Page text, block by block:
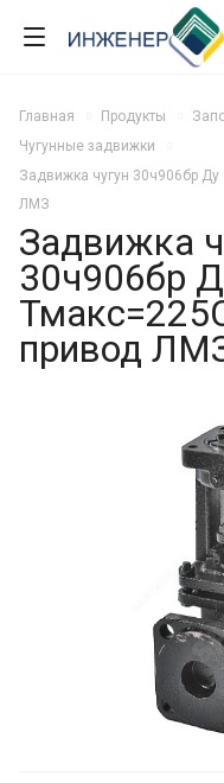
Главная Продукты
Чугунные задвижки
Задвижка чугун 30ч906бр
ЛМЗ
Задвижка
30ч906бр
привод